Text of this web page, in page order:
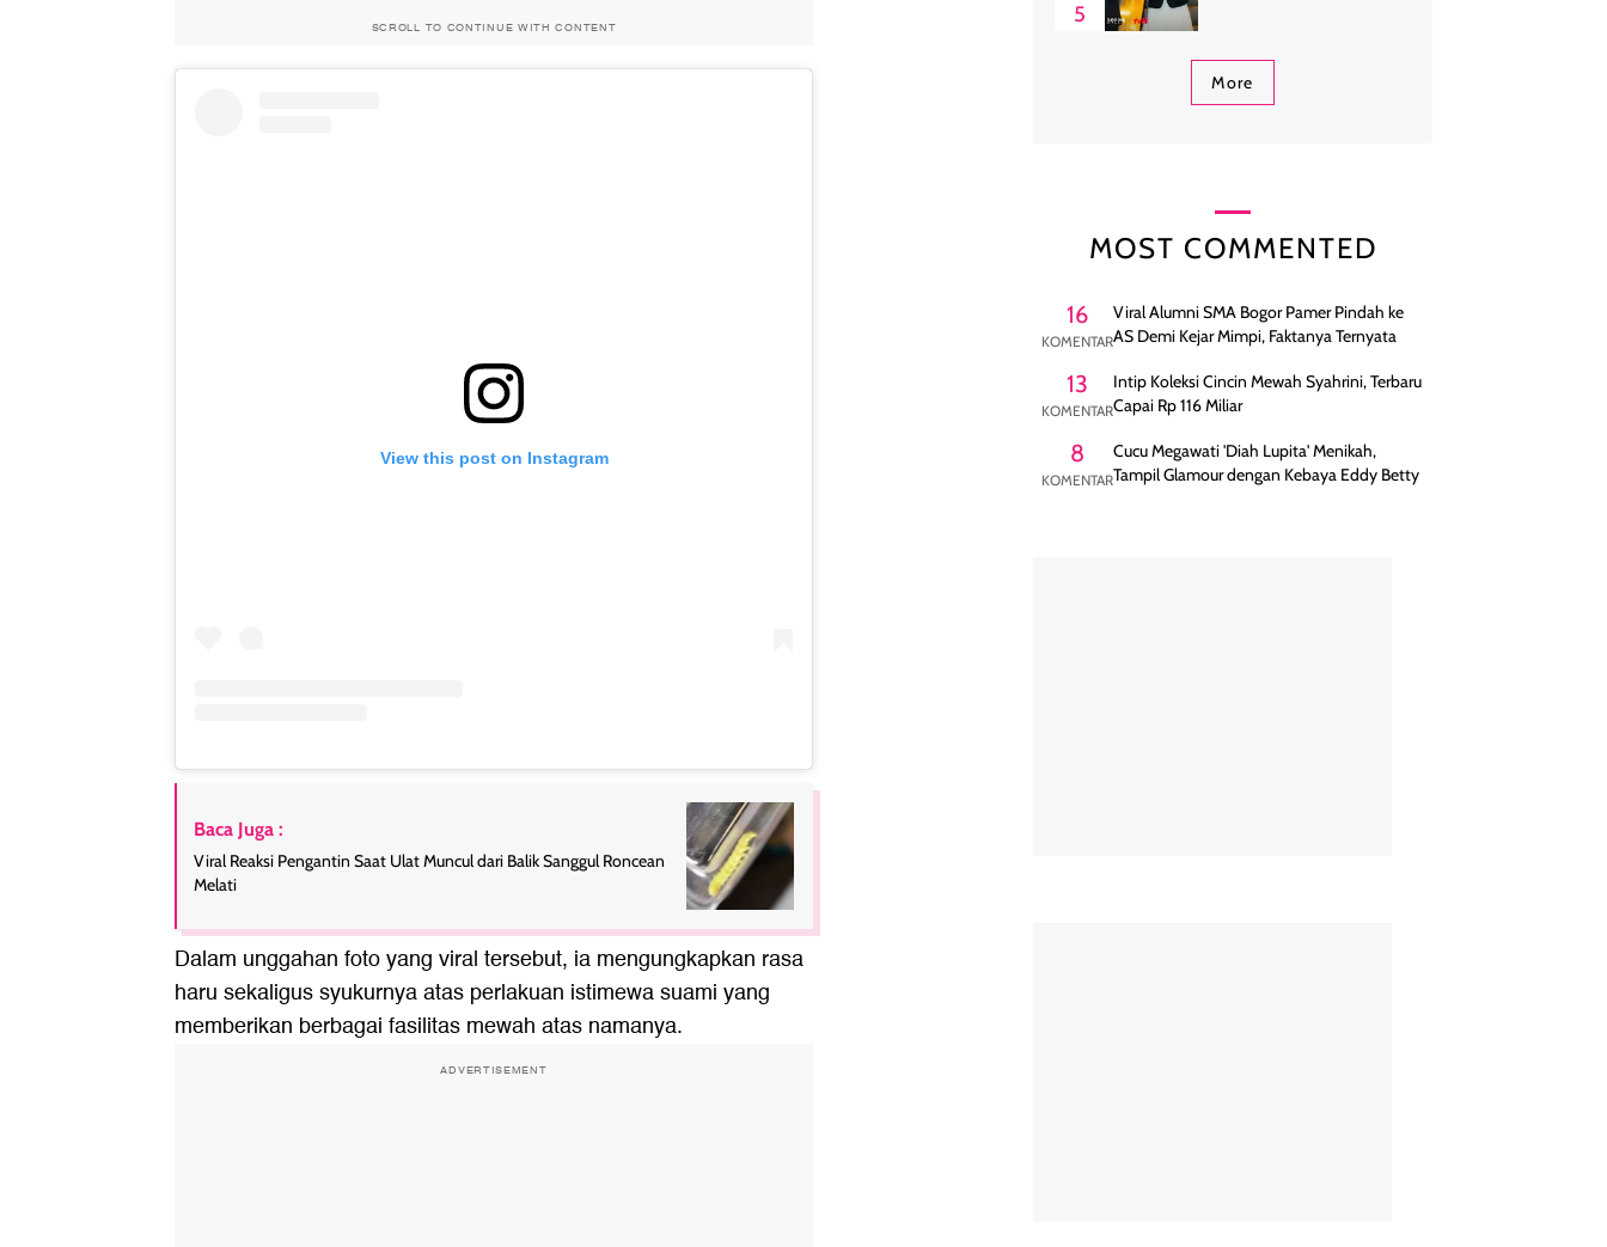
SCROLL TO CONTINUE WITH CONTENT
View this post on Instagram
Baca Juga :
Viral Reaksi Pengantin Saat Ulat Muncul dari Balik Sanggul Roncean
Melati
Dalam unggahan foto yang viral tersebut, ia mengungkapkan rasa
haru sekaligus syukurnya atas perlakuan istimewa suami yang
memberikan berbagai fasilitas mewah atas namanya.
ADVERTISEMENT
5
More
MOST COMMENTED
16
KOMENTAR
Viral Alumni SMA Bogor Pamer Pindah ke
AS Demi Kejar Mimpi, Faktanya Ternyata
13
KOMENTAR
Intip Koleksi Cincin Mewah Syahrini, Terbaru
Capai Rp 116 Miliar
8
KOMENTAR
Cucu Megawati 'Diah Lupita' Menikah,
Tampil Glamour dengan Kebaya Eddy Betty